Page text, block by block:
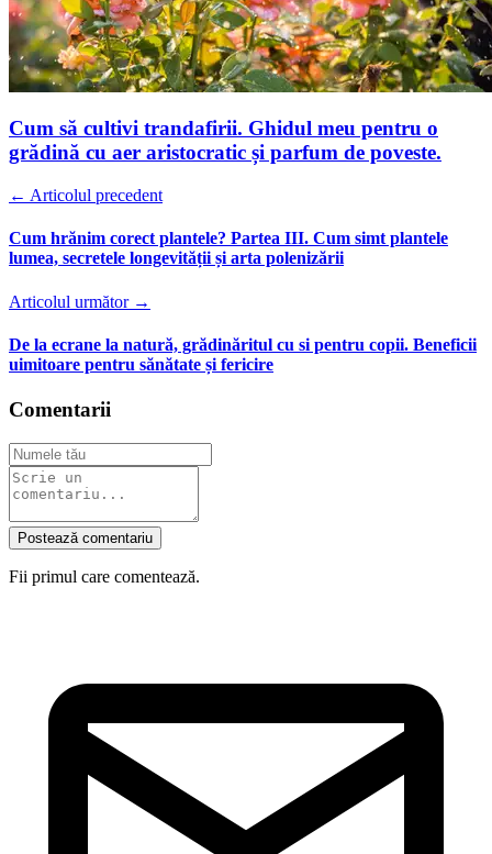
Cum să cultivi trandafirii. Ghidul meu pentru o
grădină cu aer aristocratic și parfum de poveste.
← Articolul precedent
Cum hrănim corect plantele? Partea III. Cum simt plantele
lumea, secretele longevității și arta polenizării
Articolul următor →
De la ecrane la natură, grădinăritul cu si pentru copii. Beneficii
uimitoare pentru sănătate și fericire
Comentarii
Postează comentariu
Fii primul care comentează.